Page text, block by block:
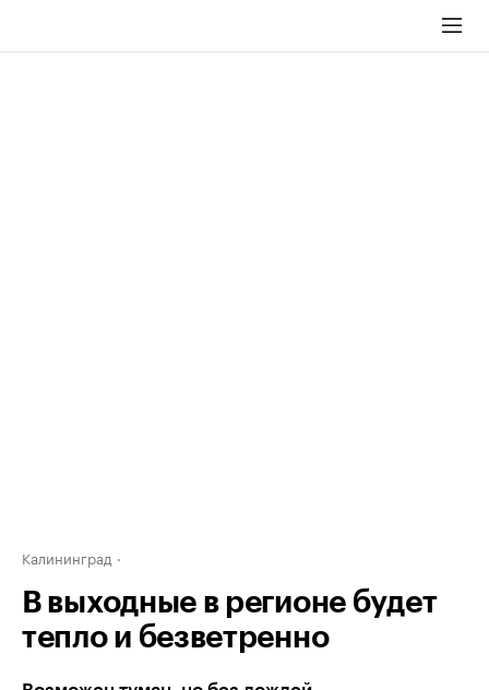
Калининград
В выходные в регионе будет
тепло и безветренно